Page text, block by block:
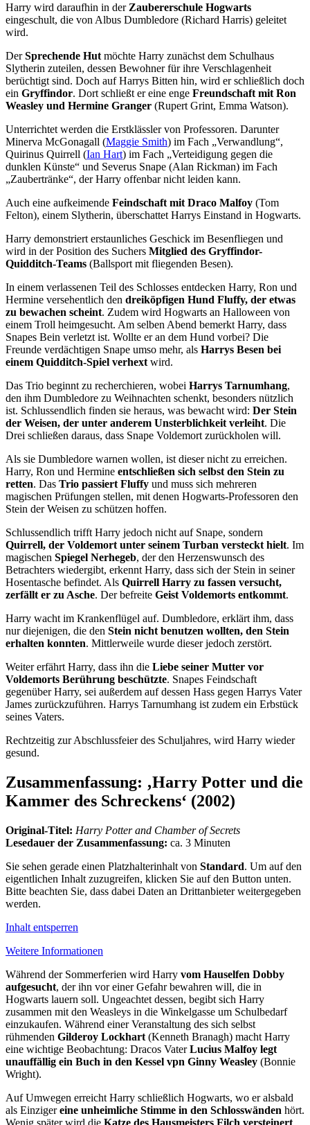
Harry wird daraufhin in der Zaubererschule Hogwarts
eingeschult, die von Albus Dumbledore (Richard Harris) geleitet
wird.
DerSprechende Hut möchte Harry zunächst dem Schulhaus
Slytherin zuteilen, dessen Bewohner für ihre Verschlagenheit
berüchtigt sind. Doch auf Harrys Bitten hin, wird er schließlich doch
ein Gryffindor. Dort schließt er eine enge Freundschaft mit Ron
Weasley und Hermine Granger (Rupert Grint, Emma Watson).
Unterrichtet werden die Erstklässler von Professoren. Darunter
Minerva McGonagall (Maggie Smith) im Fach „Verwandlung“,
Quirinus Quirrell (Ian Hart) im Fach „Verteidigung gegen die
dunklen Künste“ und Severus Snape (Alan Rickman) im Fach
„Zaubertränke“, der Harry offenbar nicht leiden kann.
Auch eine aufkeimende Feindschaft mit Draco Malfoy (Tom
Felton), einem Slytherin, überschattet Harrys Einstand in Hogwarts.
Harry demonstriert erstaunliches Geschick im Besenfliegen und
wird in der Position des Suchers Mitglied des Gryffindor-
Quidditch-Teams (Ballsport mit fliegenden Besen).
In einem verlassenen Teil des Schlosses entdecken Harry, Ron und
Hermine versehentlich den dreiköpfigen Hund Fluffy, der etwas
zu bewachen scheint. Zudem wird Hogwarts an Halloween von
einem Troll heimgesucht. Am selben Abend bemerkt Harry, dass
Snapes Bein verletzt ist. Wollte er an dem Hund vorbei? Die
Freunde verdächtigen Snape umso mehr, als Harrys Besen bei
einem Quidditch-Spiel verhext wird.
Das Trio beginnt zu recherchieren, wobei Harrys Tarnumhang,
den ihm Dumbledore zu Weihnachten schenkt, besonders nützlich
ist. Schlussendlich finden sie heraus, was bewacht wird: Der Stein
der Weisen, der unter anderem Unsterblichkeit verleiht. Die
Drei schließen daraus, dass Snape Voldemort zurückholen will.
Als sie Dumbledore warnen wollen, ist dieser nicht zu erreichen.
Harry, Ron und Hermine entschließen sich selbst den Stein zu
retten. Das Trio passiert Fluffy und muss sich mehreren
magischen Prüfungen stellen, mit denen Hogwarts-Professoren den
Stein der Weisen zu schützen hoffen.
Schlussendlich trifft Harry jedoch nicht auf Snape, sondern
Quirrell, der Voldemort unter seinem Turban versteckt hielt. Im
magischen Spiegel Nerhegeb, der den Herzenswunsch des
Betrachters wiedergibt, erkennt Harry, dass sich der Stein in seiner
Hosentasche befindet. Als Quirrell Harry zu fassen versucht,
zerfällt er zu Asche. Der befreite Geist Voldemorts entkommt.
Harry wacht im Krankenflügel auf. Dumbledore, erklärt ihm, dass
nur diejenigen, die den Stein nicht benutzen wollten, den Stein
erhalten konnten. Mittlerweile wurde dieser jedoch zerstört.
Weiter erfährt Harry, dass ihn die Liebe seiner Mutter vor
Voldemorts Berührung beschützte. Snapes Feindschaft
gegenüber Harry, sei außerdem auf dessen Hass gegen Harrys Vater
James zurückzuführen. Harrys Tarnumhang ist zudem ein Erbstück
seines Vaters.
Rechtzeitig zur Abschlussfeier des Schuljahres, wird Harry wieder
gesund.
Zusammenfassung: ‚Harry Potter und die
Kammer des Schreckens‘ (2002)
Original-Titel: Harry Potter and Chamber of Secrets
Lesedauer der Zusammenfassung: ca. 3 Minuten
Sie sehen gerade einen Platzhalterinhalt von Standard. Um auf den
eigentlichen Inhalt zuzugreifen, klicken Sie auf den Button unten.
Bitte beachten Sie, dass dabei Daten an Drittanbieter weitergegeben
werden.
Inhalt entsperren
Weitere Informationen
Während der Sommerferien wird Harry vom Hauselfen Dobby
aufgesucht, der ihn vor einer Gefahr bewahren will, die in
Hogwarts lauern soll. Ungeachtet dessen, begibt sich Harry
zusammen mit den Weasleys in die Winkelgasse um Schulbedarf
einzukaufen. Während einer Veranstaltung des sich selbst
rühmenden Gilderoy Lockhart (Kenneth Branagh) macht Harry
eine wichtige Beobachtung: Dracos VaterLucius Malfoy legt
unauffällig ein Buch in den Kessel vpn Ginny Weasley (Bonnie
Wright).
Auf Umwegen erreicht Harry schließlich Hogwarts, wo er alsbald
als Einzigereine unheimliche Stimme in den Schlosswänden hört.
Wenig später wird die Katze des Hausmeisters Filch versteinert